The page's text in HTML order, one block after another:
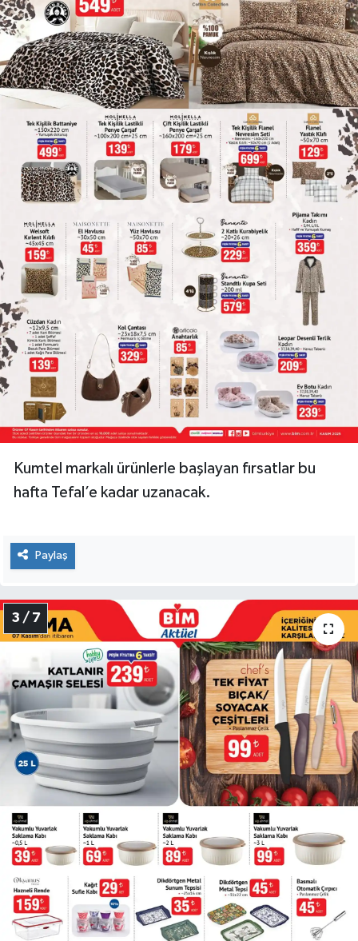
Kumtel markalı ürünlerle başlayan fırsatlar bu
hafta Tefal’e kadar uzanacak.
Paylaş
3 / 7